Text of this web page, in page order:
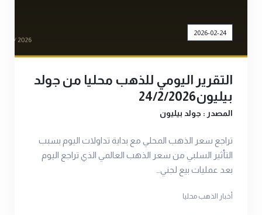
2026-02-24
التقرير اليومي للذهب محليا من جولد
بيليون24/2/2026
المصدر : جولد بيليون
تراجع سعر الذهب المحلي مع بداية تداولات اليوم بسبب
التأثير السلبي من سعر الذهب العالمي الذي تراجع اليوم
بعد عمليات بيع لجني…
أخبار الذهب محليا